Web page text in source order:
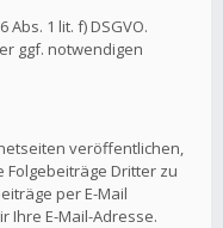
1 lit. f) DSGVO.
ggf. notwendigen
veröffentlichen,
Dritter zu
per E-Mail
Ihre E-Mail-Adresse.